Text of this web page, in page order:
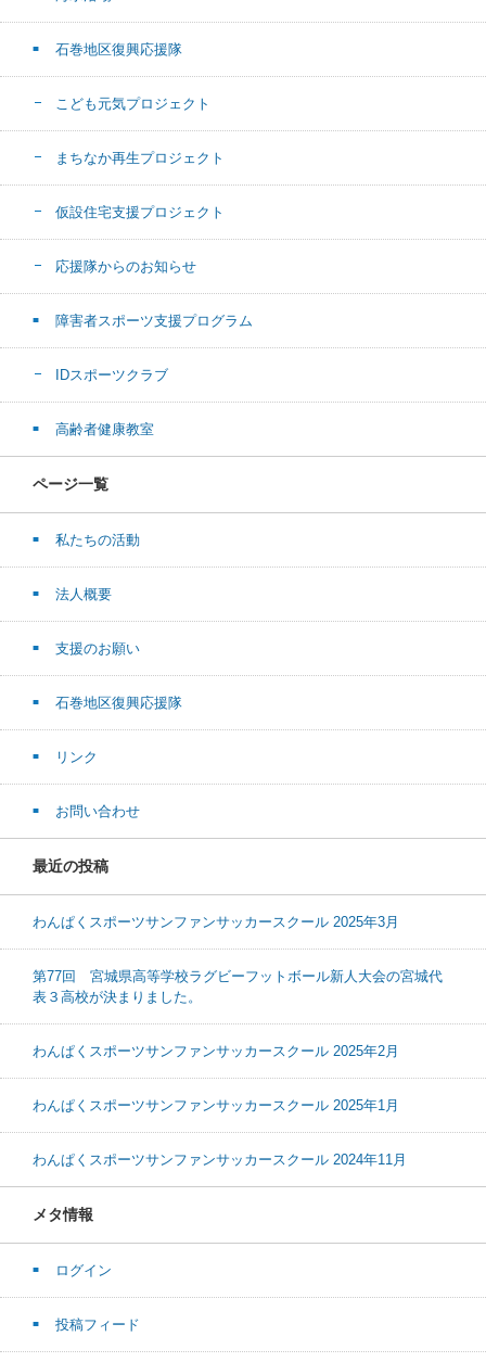
石巻地区復興応援隊
こども元気プロジェクト
まちなか再生プロジェクト
仮設住宅支援プロジェクト
応援隊からのお知らせ
障害者スポーツ支援プログラム
IDスポーツクラブ
高齢者健康教室
ページ一覧
私たちの活動
法人概要
支援のお願い
石巻地区復興応援隊
リンク
お問い合わせ
最近の投稿
わんぱくスポーツサンファンサッカースクール 2025年3月
第77回 宮城県高等学校ラグビーフットボール新人大会の宮城代
表３高校が決まりました。
わんぱくスポーツサンファンサッカースクール 2025年2月
わんぱくスポーツサンファンサッカースクール 2025年1月
わんぱくスポーツサンファンサッカースクール 2024年11月
メタ情報
ログイン
投稿フィード